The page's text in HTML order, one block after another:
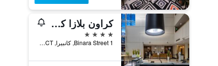
كراون بلازا كامبيرا
4 نجوم
1 Binara Street, كانبيرا, ACT, أستراليا